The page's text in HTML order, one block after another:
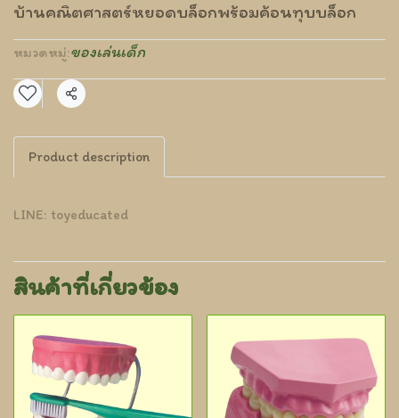
บ้านคณิตศาสตร์หยอดบล็อกพร้อมค้อนทุบบล็อก
หมวดหมู่:ของเล่นเด็ก
แชร์
Product description
LINE: toyeducated
สินค้าที่เกี่ยวข้อง